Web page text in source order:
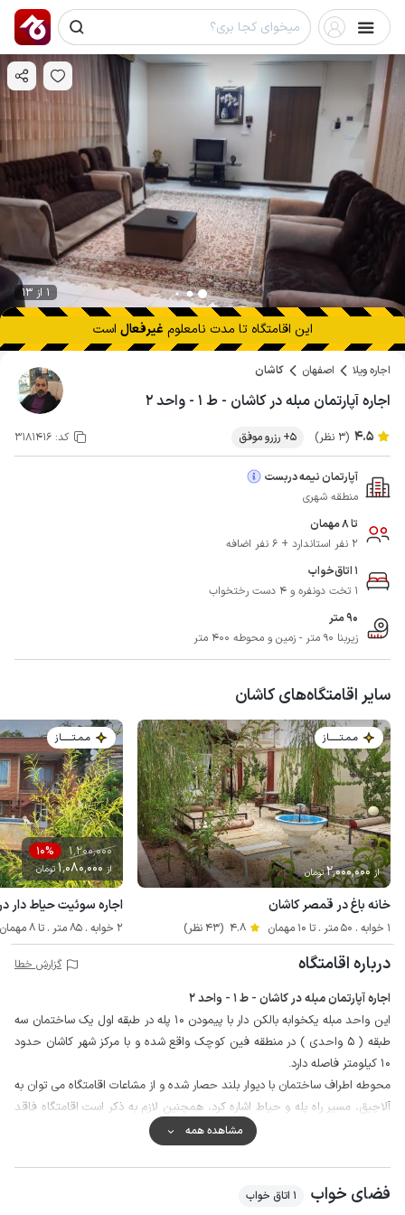
1 از 13
این اقامتگاه تا مدت نامعلوم غیرفعال است
اجاره ویلا اصفهان کاشان
اجاره آپارتمان مبله در کاشان - ط ۱ - واحد ۲
4.5 (3 نظر) 5+ رزرو موفق کد: 3181416
آپارتمان نیمه دربست
منطقه شهری
تا 8 مهمان
2 نفر استاندارد + 6 نفر اضافه
1 اتاق‌خواب
1 تخت دونفره و 4 دست رختخواب
90 متر
زیربنا 90 متر - زمین و محوطه 400 متر
سایر اقامتگاه‌های کاشان
مـمـتــــــاز
از 2٬000٬000تومان
خانه باغ در قمصر کاشان
1 خوابه . 50 متر . تا 10 مهمان 4.8 (43 نظر)
مـمـتــــــاز
1٬200٬000 10%
از 1٬080٬000تومان
اجاره سوئیت حیاط دار
2 خوابه . 85 متر . تا 8 مهمان
درباره اقامتگاه گزارش خطا
اجاره آپارتمان مبله در کاشان - ط 1 - واحد 2
این واحد مبله یکخوابه بالکن دار با پیمودن 10 پله در طبقه اول یک ساختمان سه
طبقه ( 5 واحدی ) در منطقه فین کوچک واقع شده و با مرکز شهر کاشان حدود
10 کیلومتر فاصله دارد.
محوطه اطراف ساختمان با دیوار بلند حصار شده و از مشاعات اقامتگاه می توان به
آلاچیق، مسیر راه پله و حیاط اشاره کرد، همچنین لازم به ذکر است اقامتگاه فاقد
پارکینگ اختصاصی است ولی کوچه فضای کافی جهت پارک خودرو را دارد.
میهمانان گرامی می توانند با حدود 5 دقیقه پیاده روی به نانوایی سوپرمارکت
دسترسی داشته و مایحتاج روازنه خود را تهیه نمایند. به علاوه کیفیت خطوط شبکه
برای تلفن همراه در مکالمه عالی و پوشش اینترنت برای ایرانسل و همراه اول به
مشاهده همه
فضای خواب 1 اتاق خواب